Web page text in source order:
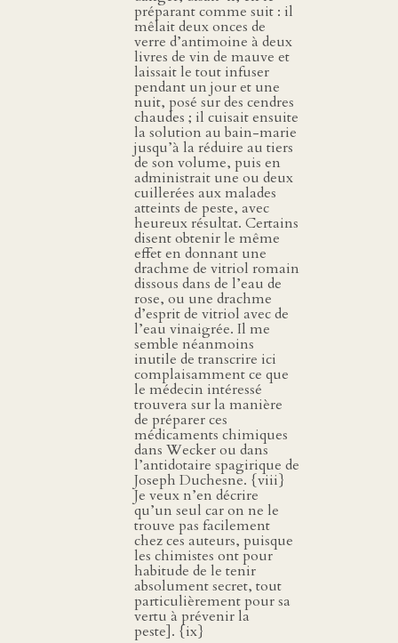
préparant comme suit : il
mêlait deux onces de
verre d’antimoine à deux
livres de vin de mauve et
laissait le tout infuser
pendant un jour et une
nuit, posé sur des cendres
chaudes ; il cuisait ensuite
la solution au bain-marie
jusqu’à la réduire au tiers
de son volume, puis en
administrait une ou deux
cuillerées aux malades
atteints de peste, avec
heureux résultat. Certains
disent obtenir le même
effet en donnant une
drachme de vitriol romain
dissous dans de l’eau de
rose, ou une drachme
d’esprit de vitriol avec de
l’eau vinaigrée. Il me
semble néanmoins
inutile de transcrire ici
complaisamment ce que
le médecin intéressé
trouvera sur la manière
de préparer ces
médicaments chimiques
dans Wecker ou dans
l’antidotaire spagirique de
Joseph Duchesne. {viii}
Je veux n’en décrire
qu’un seul car on ne le
trouve pas facilement
chez ces auteurs, puisque
les chimistes ont pour
habitude de le tenir
absolument secret, tout
particulièrement pour sa
vertu à prévenir la
peste]. {ix}